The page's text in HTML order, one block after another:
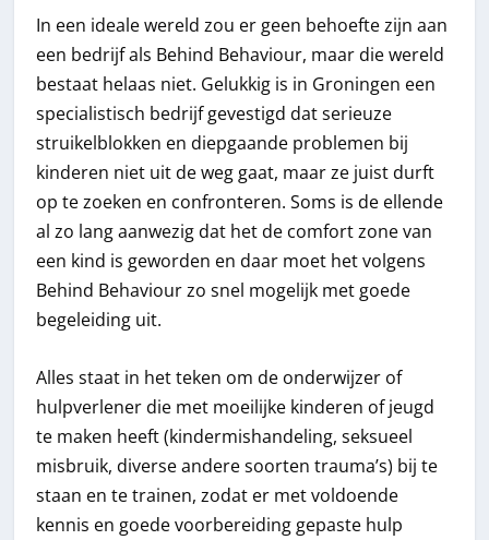
In een ideale wereld zou er geen behoefte zijn aan
een bedrijf als Behind Behaviour, maar die wereld
bestaat helaas niet. Gelukkig is in Groningen een
specialistisch bedrijf gevestigd dat serieuze
struikelblokken en diepgaande problemen bij
kinderen niet uit de weg gaat, maar ze juist durft
op te zoeken en confronteren. Soms is de ellende
al zo lang aanwezig dat het de comfort zone van
een kind is geworden en daar moet het volgens
Behind Behaviour zo snel mogelijk met goede
begeleiding uit.
Alles staat in het teken om de onderwijzer of
hulpverlener die met moeilijke kinderen of jeugd
te maken heeft (kindermishandeling, seksueel
misbruik, diverse andere soorten trauma’s) bij te
staan en te trainen, zodat er met voldoende
kennis en goede voorbereiding gepaste hulp